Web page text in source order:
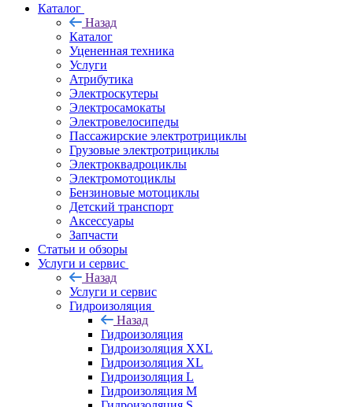
Каталог
Назад
Каталог
Уцененная техника
Услуги
Атрибутика
Электроскутеры
Электросамокаты
Электровелосипеды
Пассажирские электротрициклы
Грузовые электротрициклы
Электроквадроциклы
Электромотоциклы
Бензиновые мотоциклы
Детский транспорт
Аксессуары
Запчасти
Статьи и обзоры
Услуги и сервис
Назад
Услуги и сервис
Гидроизоляция
Назад
Гидроизоляция
Гидроизоляция XXL
Гидроизоляция XL
Гидроизоляция L
Гидроизоляция M